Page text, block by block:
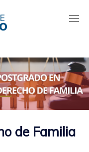
de Familia